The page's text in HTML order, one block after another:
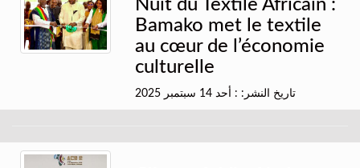
Nuit du Textile Africain :
Bamako met le textile
au cœur de l’économie
culturelle
تاريخ النشر: : أحد 14 سبتمبر 2025